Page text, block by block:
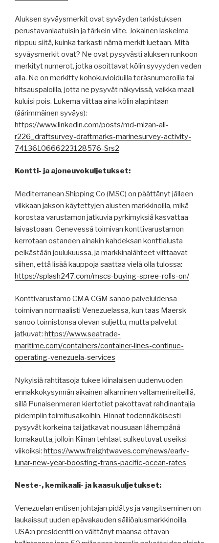
Aluksen syväysmerkit ovat syväyden tarkistuksen
perustavanlaatuisin ja tärkein viite. Jokainen laskelma
riippuu siitä, kuinka tarkasti nämä merkit luetaan. Mitä
syväysmerkit ovat? Ne ovat pysyvästi aluksen runkoon
merkityt numerot, jotka osoittavat kölin syvyyden veden
alla. Ne on merkitty kohokuvioiduilla teräsnumeroilla tai
hitsauspaloilla, jotta ne pysyvät näkyvissä, vaikka maali
kuluisi pois. Lukema viittaa aina kölin alapintaan
(äärimmäinen syväys):
https://www.linkedin.com/posts/md-mizan-ali-
r226_draftsurvey-draftmarks-marinesurvey-activity-
7413610666223128576-Srs2
Kontti- ja ajoneuvokuljetukset:
Mediterranean Shipping Co (MSC) on päättänyt jälleen
vilkkaan jakson käytettyjen alusten markkinoilla, mikä
korostaa varustamon jatkuvia pyrkimyksiä kasvattaa
laivastoaan. Genevessä toimivan konttivarustamon
kerrotaan ostaneen ainakin kahdeksan konttialusta
pelkästään joulukuussa, ja markkinalähteet viittaavat
siihen, että lisää kauppoja saattaa vielä olla tulossa:
https://splash247.com/mscs-buying-spree-rolls-on/
Konttivarustamo CMA CGM sanoo palveluidensa
toimivan normaalisti Venezuelassa, kun taas Maersk
sanoo toimistonsa olevan suljettu, mutta palvelut
jatkuvat: https://www.seatrade-
maritime.com/containers/container-lines-continue-
operating-venezuela-services
Nykyisiä rahtitasoja tukee kiinalaisen uudenvuoden
ennakkokysynnän aikainen alkaminen valtamerireiteillä,
sillä Punaisenmeren kiertotiet pakottavat rahdinantajia
pidempiin toimitusaikoihin. Hinnat todennäköisesti
pysyvät korkeina tai jatkavat nousuaan lähempänä
lomakautta, jolloin Kiinan tehtaat sulkeutuvat useiksi
viikoiksi: https://www.freightwaves.com/news/early-
lunar-new-year-boosting-trans-pacific-ocean-rates
Neste-, kemikaali- ja kaasukuljetukset:
Venezuelan entisen johtajan pidätys ja vangitseminen on
laukaissut uuden epävakauden säiliöalusmarkkinoilla.
USA:n presidentti on väittänyt maansa ottavan